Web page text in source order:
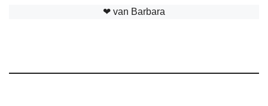
❤︎ van Barbara